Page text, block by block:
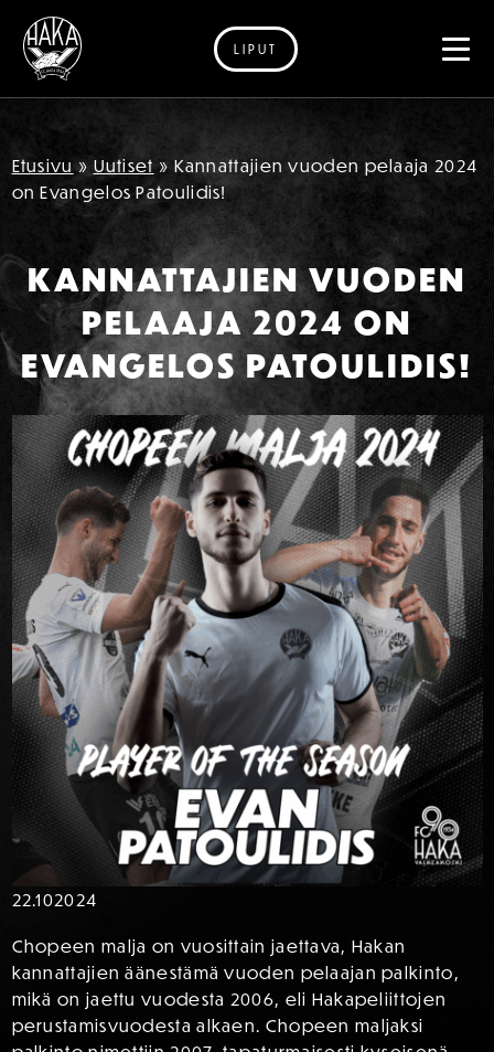
Siirry sisältöön
LIPUT
Etusivu » Uutiset » Kannattajien vuoden pelaaja 2024
on Evangelos Patoulidis!
KANNATTAJIEN VUODEN
PELAAJA 2024 ON
EVANGELOS PATOULIDIS!
22.102024
Chopeen malja on vuosittain jaettava, Hakan
kannattajien äänestämä vuoden pelaajan palkinto,
mikä on jaettu vuodesta 2006, eli Hakapeliittojen
perustamisvuodesta alkaen. Chopeen maljaksi